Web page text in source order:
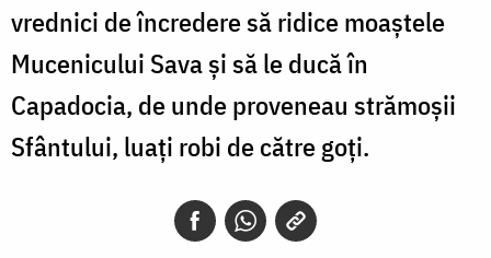
vrednici de încredere să ridice moaştele
Mucenicului Sava şi să le ducă în
Capadocia, de unde proveneau strămoşii
Sfântului, luaţi robi de către goţi.